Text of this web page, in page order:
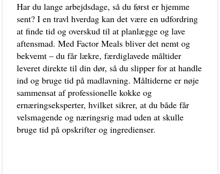
Har du lange arbejdsdage, så du først er hjemme
sent? I en travl hverdag kan det være en udfordring
at finde tid og overskud til at planlægge og lave
aftensmad. Med Factor Meals bliver det nemt og
bekvemt – du får lækre, færdiglavede måltider
leveret direkte til din dør, så du slipper for at handle
ind og bruge tid på madlavning. Måltiderne er nøje
sammensat af professionelle kokke og
ernæringseksperter, hvilket sikrer, at du både får
velsmagende og næringsrig mad uden at skulle
bruge tid på opskrifter og ingredienser.